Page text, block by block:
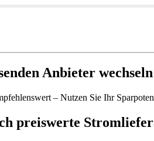
Anbieter wechseln
– Nutzen Sie Ihr
preiswerte